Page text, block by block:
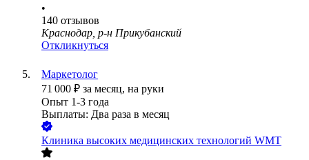
•
140 отзывов
Краснодар, р-н Прикубанский
Откликнуться
Маркетолог
71 000 ₽ за месяц, на руки
Опыт 1-3 года
Выплаты: Два раза в месяц
Клиника высоких медицинских технологий WMT